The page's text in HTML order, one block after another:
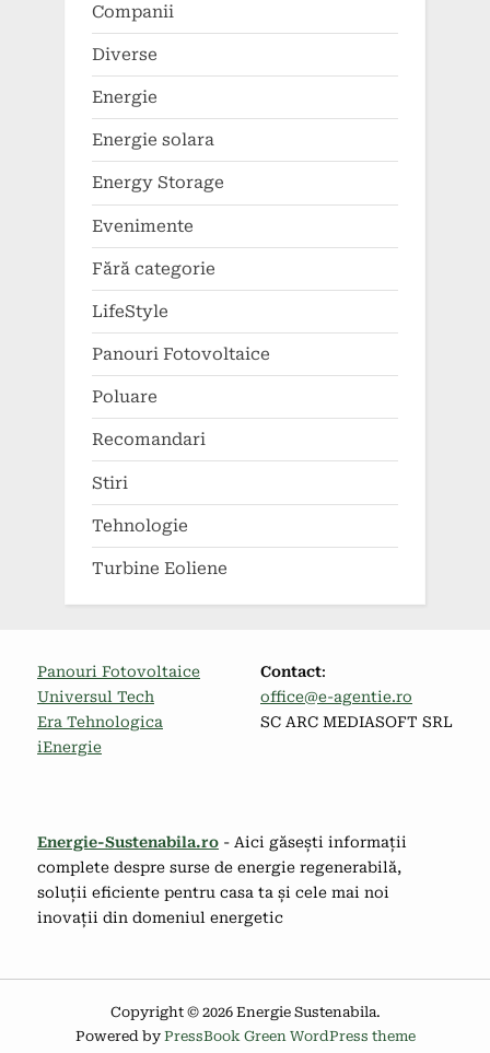
Companii
Diverse
Energie
Energie solara
Energy Storage
Evenimente
Fără categorie
LifeStyle
Panouri Fotovoltaice
Poluare
Recomandari
Stiri
Tehnologie
Turbine Eoliene
Panouri Fotovoltaice
Universul Tech
Era Tehnologica
iEnergie
Contact:
office@e-agentie.ro
SC ARC MEDIASOFT SRL
Energie-Sustenabila.ro - Aici găsești informații
complete despre surse de energie regenerabilă,
soluții eficiente pentru casa ta și cele mai noi
inovații din domeniul energetic
Copyright © 2026 Energie Sustenabila.
Powered by PressBook Green WordPress theme